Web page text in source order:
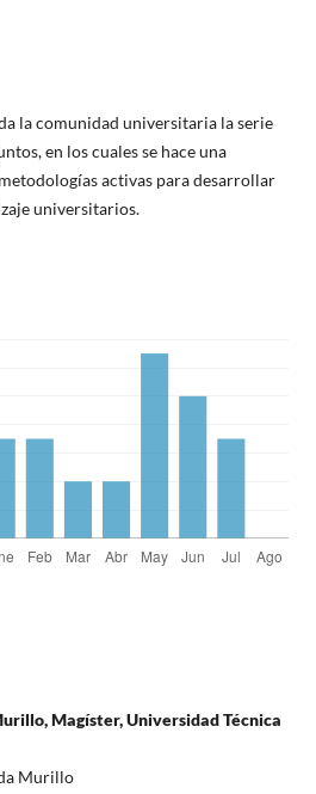
la comunidad universitaria la serie
en los cuales se hace una
activas para desarrollar
universitarios.
Magíster, Universidad Técnica
Murillo